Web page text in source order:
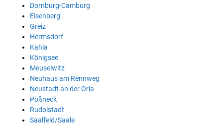
Dornburg-Camburg
Eisenberg
Greiz
Hermsdorf
Kahla
Königsee
Meuselwitz
Neuhaus am Rennweg
Neustadt an der Orla
Pößneck
Rudolstadt
Saalfeld/Saale